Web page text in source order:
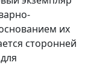
их
сторонней